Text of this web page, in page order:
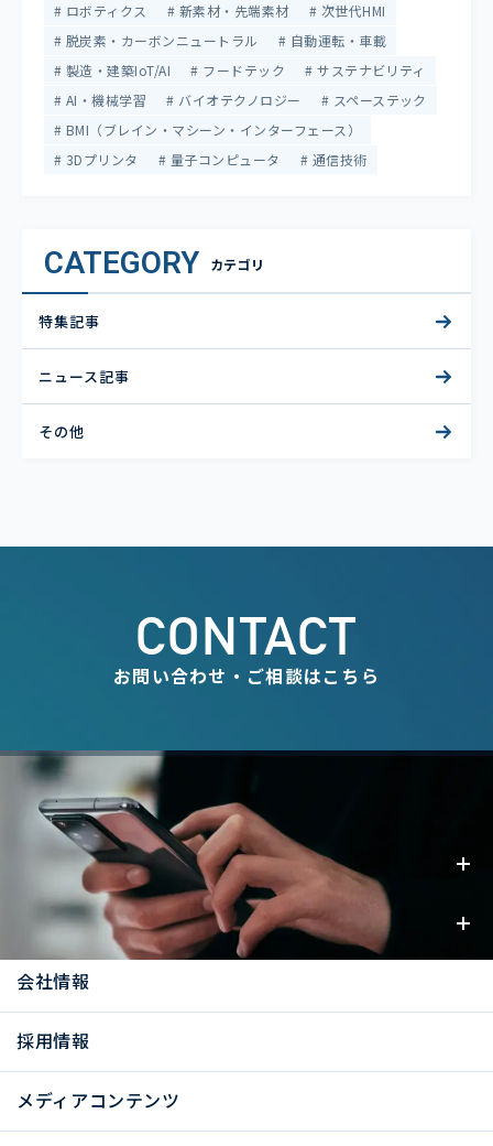
ロボティクス
新素材・先端素材
次世代HMI
脱炭素・カーボンニュートラル
自動運転・車載
製造・建築IoT/AI
フードテック
サステナビリティ
AI・機械学習
バイオテクノロジー
スペーステック
BMI（ブレイン・マシーン・インターフェース）
3Dプリンタ
量子コンピュータ 通信技術
CATEGORY カテゴリ
特集記事
ニュース記事
その他
CONTACT
お問い合わせ・ご相談はこちら
事業内容
お知らせ
会社情報
採用情報
メディアコンテンツ